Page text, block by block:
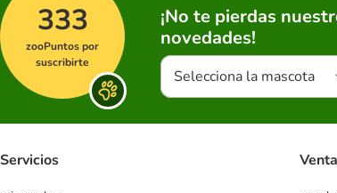
333
zooPuntos por
suscribirte
¡No te pierdas
novedades!
Selecciona la mascota
Servicios